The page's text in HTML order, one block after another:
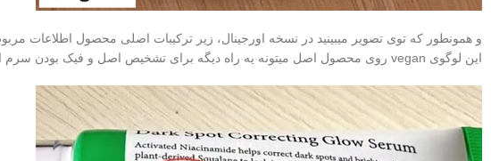
و همونطور که توی تصویر میبینید در نسخه اورجینال، زیر ترکیبات اصلی محصول اطلاعات
این لوگوی vegan روی محصول اصل میتونه یه راه دیگه برای تشخیص اصل و فیک بودن سرم اکسیس وای باشه.